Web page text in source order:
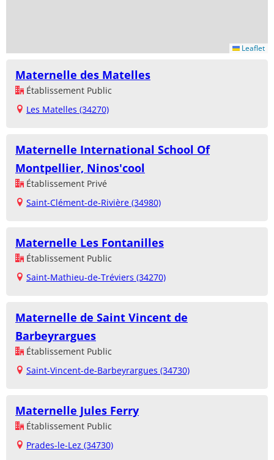
Leaflet
Maternelle des Matelles
Établissement Public
Les Matelles (34270)
Maternelle International School Of
Montpellier, Ninos'cool
Établissement Privé
Saint-Clément-de-Rivière (34980)
Maternelle Les Fontanilles
Établissement Public
Saint-Mathieu-de-Tréviers (34270)
Maternelle de Saint Vincent de
Barbeyrargues
Établissement Public
Saint-Vincent-de-Barbeyrargues (34730)
Maternelle Jules Ferry
Établissement Public
Prades-le-Lez (34730)